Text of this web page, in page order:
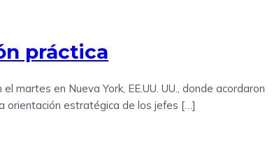
práctica
martes en Nueva York, EE.UU. UU., donde acordaron
orientación estratégica de los jefes […]